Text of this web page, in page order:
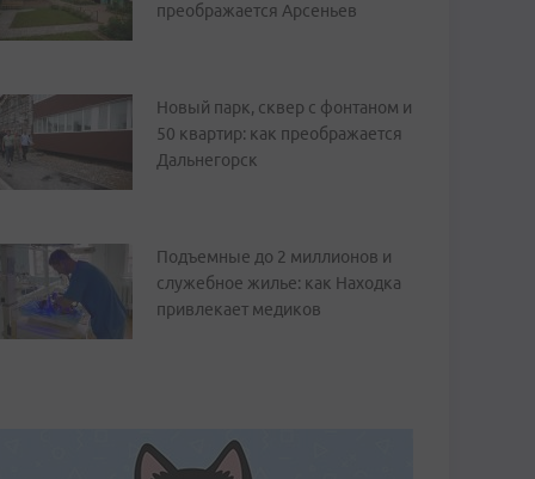
преображается Арсеньев
Новый парк, сквер с фонтаном и
50 квартир: как преображается
Дальнегорск
Подъемные до 2 миллионов и
служебное жилье: как Находка
привлекает медиков